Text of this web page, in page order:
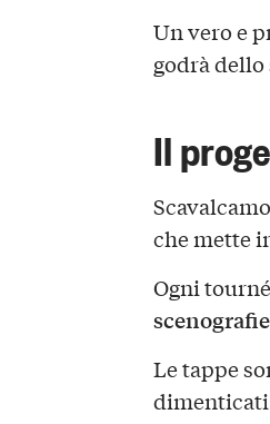
Un vero e
godrà
Il
che mette
Ogni
Le tappe